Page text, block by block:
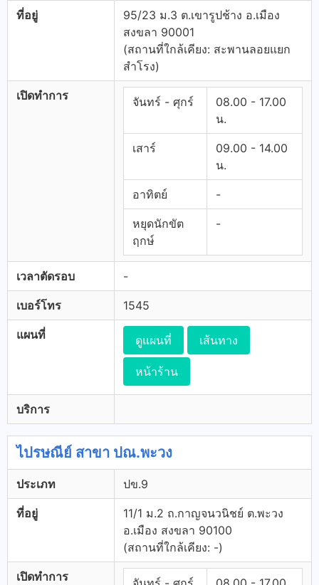
ที่อยู่
95/23 ม.3 ต.เขารูปช้าง อ.เมือง
สงขลา 90001
(สถานที่ใกล้เคียง: สะพานลอยแยก
สำโรง)
เปิดทำการ จันทร์ - ศุกร์
08.00 - 17.00
น.
เสาร์
09.00 - 14.00
น.
อาทิตย์ -
หยุดนักขัต
ฤกษ์
-
เวลาตัดรอบ -
เบอร์โทร 1545
แผนที่ ดูแผนที่ เส้นทาง
หน้าร้าน
บริการ
ไปรษณีย์ สาขา ปณ.พะวง
ประเภท ปข.9
ที่อยู่
11/1 ม.2 ถ.กาญจนวนิชย์ ต.พะวง
อ.เมือง สงขลา 90100
(สถานที่ใกล้เคียง: -)
เปิดทำการ